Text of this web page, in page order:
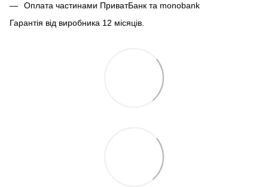
Оплата частинами ПриватБанк та monobank
Гарантія від виробника 12 місяців.